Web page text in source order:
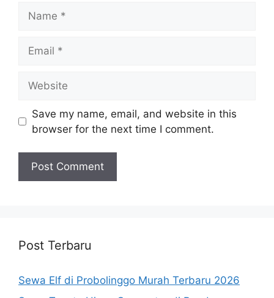
Save my name, email, and website in this
browser for the next time I comment.
Post Terbaru
Sewa Elf di Probolinggo Murah Terbaru 2026